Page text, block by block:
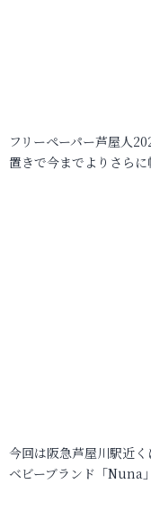
フリーペーパー芦屋人
置きで今までよりさら
今回は阪急芦屋川駅近
ベビーブランド「Nuna